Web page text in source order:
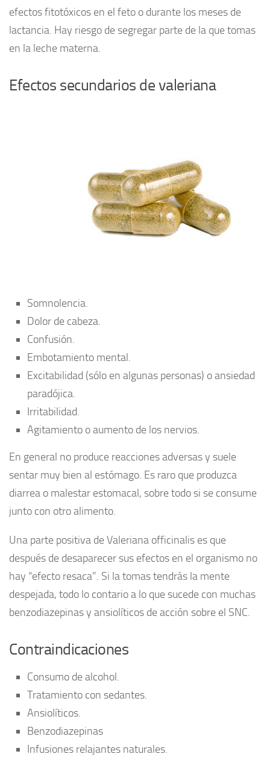
efectos fitotóxicos en el feto o durante los meses de
lactancia. Hay riesgo de segregar parte de la que tomas
en la leche materna.
Efectos secundarios de valeriana
Somnolencia.
Dolor de cabeza.
Confusión.
Embotamiento mental.
Excitabilidad (sólo en algunas personas) o ansiedad
paradójica.
Irritabilidad.
Agitamiento o aumento de los nervios.
En general no produce reacciones adversas y suele
sentar muy bien al estómago. Es raro que produzca
diarrea o malestar estomacal, sobre todo si se consume
junto con otro alimento.
Una parte positiva de Valeriana officinalis es que
después de desaparecer sus efectos en el organismo no
hay “efecto resaca”. Si la tomas tendrás la mente
despejada, todo lo contario a lo que sucede con muchas
benzodiazepinas y ansiolíticos de acción sobre el SNC.
Contraindicaciones
Consumo de alcohol.
Tratamiento con sedantes.
Ansiolíticos.
Benzodiazepinas
Infusiones relajantes naturales.